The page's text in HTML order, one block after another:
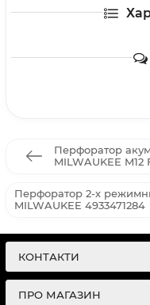
Перфоратор
MILWAUKEE M12
Перфоратор 2-х
MILWAUKEE 4933471284
КОНТАКТИ
ПРО МАГАЗИН